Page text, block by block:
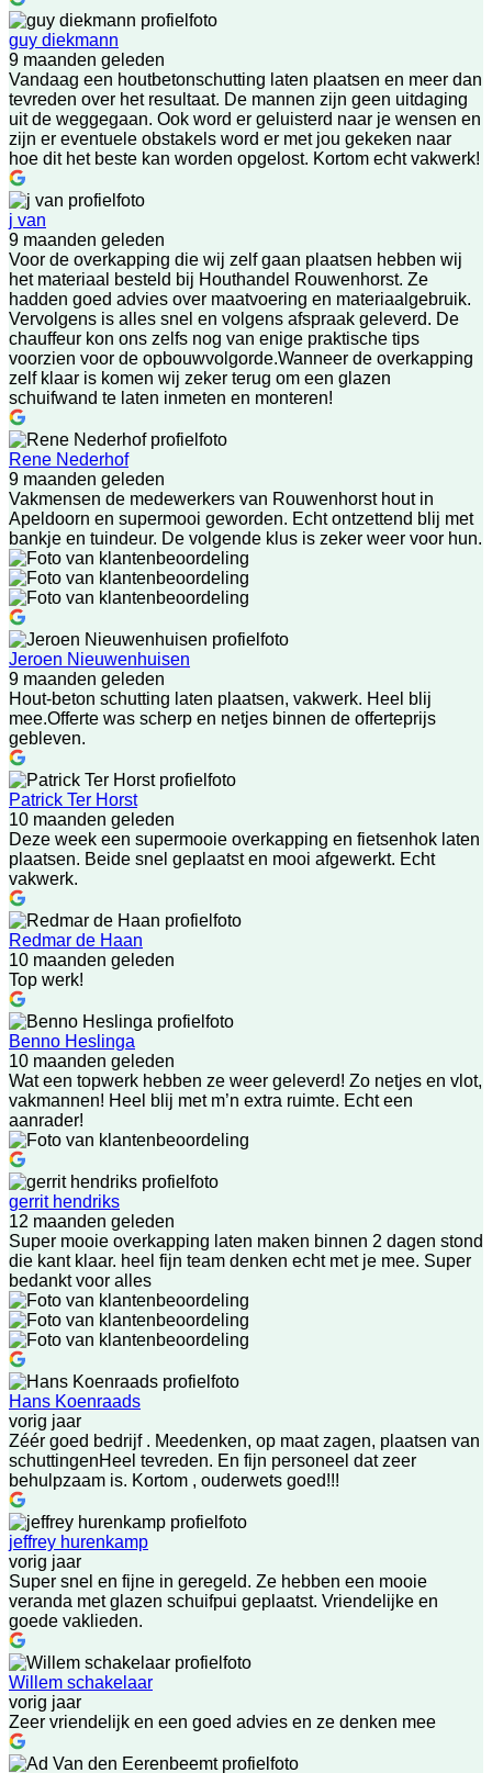
guy diekmann
9 maanden geleden
Vandaag een houtbetonschutting laten plaatsen en meer dan
tevreden over het resultaat. De mannen zijn geen uitdaging
uit de weggegaan. Ook word er geluisterd naar je wensen en
zijn er eventuele obstakels word er met jou gekeken naar
hoe dit het beste kan worden opgelost. Kortom echt vakwerk!
j van
9 maanden geleden
Voor de overkapping die wij zelf gaan plaatsen hebben wij
het materiaal besteld bij Houthandel Rouwenhorst. Ze
hadden goed advies over maatvoering en materiaalgebruik.
Vervolgens is alles snel en volgens afspraak geleverd. De
chauffeur kon ons zelfs nog van enige praktische tips
voorzien voor de opbouwvolgorde.Wanneer de overkapping
zelf klaar is komen wij zeker terug om een glazen
schuifwand te laten inmeten en monteren!
Rene Nederhof
9 maanden geleden
Vakmensen de medewerkers van Rouwenhorst hout in
Apeldoorn en supermooi geworden. Echt ontzettend blij met
bankje en tuindeur. De volgende klus is zeker weer voor hun.
Jeroen Nieuwenhuisen
9 maanden geleden
Hout-beton schutting laten plaatsen, vakwerk. Heel blij
mee.Offerte was scherp en netjes binnen de offerteprijs
gebleven.
Patrick Ter Horst
10 maanden geleden
Deze week een supermooie overkapping en fietsenhok laten
plaatsen. Beide snel geplaatst en mooi afgewerkt. Echt
vakwerk.
Redmar de Haan
10 maanden geleden
Top werk!
Benno Heslinga
10 maanden geleden
Wat een topwerk hebben ze weer geleverd! Zo netjes en vlot,
vakmannen! Heel blij met m’n extra ruimte. Echt een
aanrader!
gerrit hendriks
12 maanden geleden
Super mooie overkapping laten maken binnen 2 dagen stond
die kant klaar. heel fijn team denken echt met je mee. Super
bedankt voor alles
Hans Koenraads
vorig jaar
Zéér goed bedrijf . Meedenken, op maat zagen, plaatsen van
schuttingenHeel tevreden. En fijn personeel dat zeer
behulpzaam is. Kortom , ouderwets goed!!!
jeffrey hurenkamp
vorig jaar
Super snel en fijne in geregeld. Ze hebben een mooie
veranda met glazen schuifpui geplaatst. Vriendelijke en
goede vaklieden.
Willem schakelaar
vorig jaar
Zeer vriendelijk en een goed advies en ze denken mee